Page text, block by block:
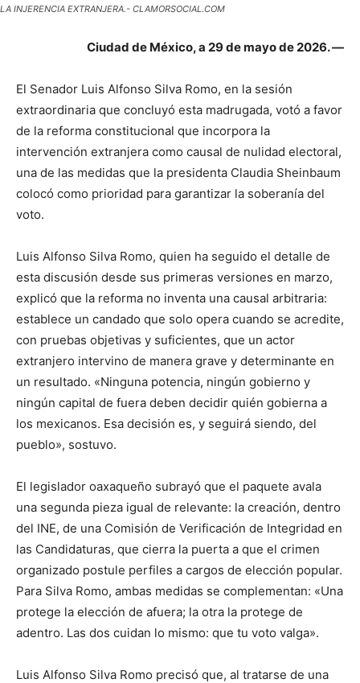
LA INJERENCIA EXTRANJERA.- CLAMORSOCIAL.COM
Ciudad de México, a 29 de mayo de 2026. —
El Senador Luis Alfonso Silva Romo, en la sesión
extraordinaria que concluyó esta madrugada, votó a favor
de la reforma constitucional que incorpora la
intervención extranjera como causal de nulidad electoral,
una de las medidas que la presidenta Claudia Sheinbaum
colocó como prioridad para garantizar la soberanía del
voto.
Luis Alfonso Silva Romo, quien ha seguido el detalle de
esta discusión desde sus primeras versiones en marzo,
explicó que la reforma no inventa una causal arbitraria:
establece un candado que solo opera cuando se acredite,
con pruebas objetivas y suficientes, que un actor
extranjero intervino de manera grave y determinante en
un resultado. «Ninguna potencia, ningún gobierno y
ningún capital de fuera deben decidir quién gobierna a
los mexicanos. Esa decisión es, y seguirá siendo, del
pueblo», sostuvo.
El legislador oaxaqueño subrayó que el paquete avala
una segunda pieza igual de relevante: la creación, dentro
del INE, de una Comisión de Verificación de Integridad en
las Candidaturas, que cierra la puerta a que el crimen
organizado postule perfiles a cargos de elección popular.
Para Silva Romo, ambas medidas se complementan: «Una
protege la elección de afuera; la otra la protege de
adentro. Las dos cuidan lo mismo: que tu voto valga».
Luis Alfonso Silva Romo precisó que, al tratarse de una